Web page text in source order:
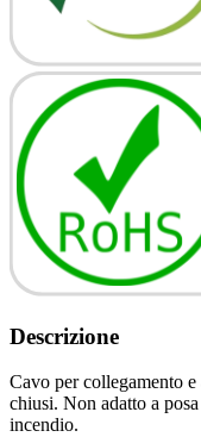
Descrizione
Cavo per collegamento
chiusi. Non adatto a
incendio.